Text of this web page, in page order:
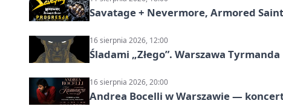
Savatage + Nevermore, Armored
16 sierpnia 2026, 12:00
Śladami „Złego”. Warszawa Tyrmanda
16 sierpnia 2026, 20:00
Andrea Bocelli w Warszawie —